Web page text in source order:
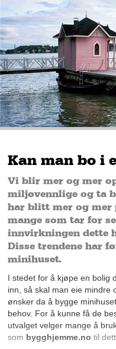
Kan man bo i
Vi blir mer og mer
miljøvennlige og ta
har blitt mer og mer
mange som tar for
innvirkningen dette
Disse trendene har
minihuset.
I stedet for å kjøpe en bolig
inn, så skal man eie mindre
ønsker da å bygge
behov. For å kunne få de
utvalget velger mange å
som bygghjemme.no til